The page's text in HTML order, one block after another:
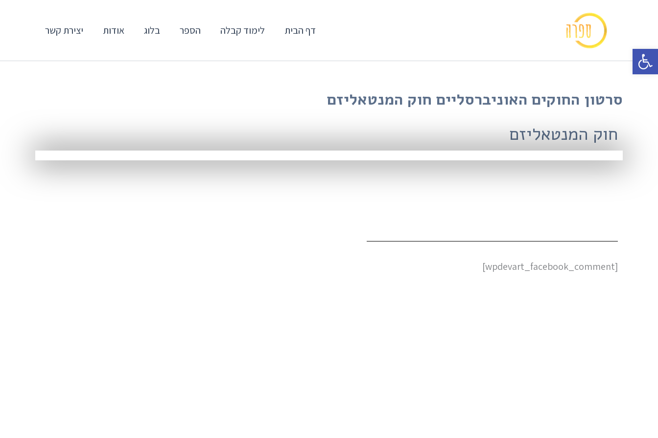
פתח סרגל נגישות
דף הבית לימוד קבלה הספר בלוג אודות יצירת קשר
סרטון החוקים האוניברסליים חוק המנטאליזם
חוק המנטאליזם
[wpdevart_facebook_comment]